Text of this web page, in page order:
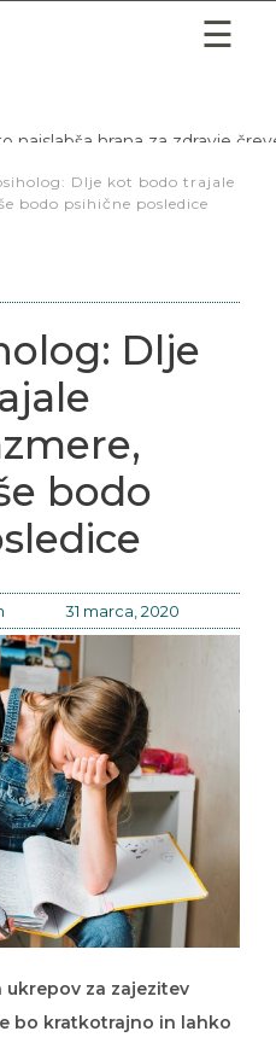
bodo psihične posledice
Dlje
bodo
31 marca, 2020
bo kratkotrajno in lahko